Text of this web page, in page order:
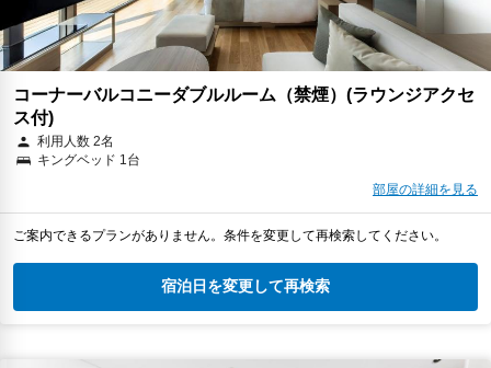
コーナーバルコニーダブルルーム（禁煙）(ラウンジアクセ
ス付)
利用人数 2名
キングベッド 1台
部屋の詳細を見る
ご案内できるプランがありません。条件を変更して再検索してください。
宿泊日を変更して再検索